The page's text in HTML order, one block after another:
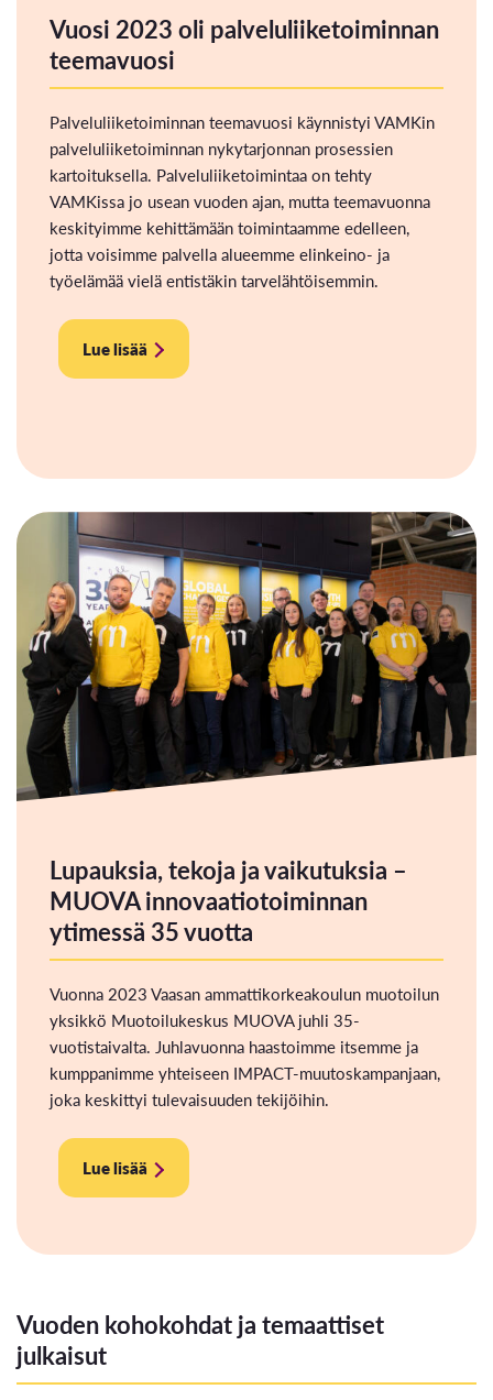
Vuosi 2023 oli palveluliiketoiminnan
teemavuosi
Palveluliiketoiminnan teemavuosi käynnistyi VAMKin
palveluliiketoiminnan nykytarjonnan prosessien
kartoituksella. Palveluliiketoimintaa on tehty
VAMKissa jo usean vuoden ajan, mutta teemavuonna
keskityimme kehittämään toimintaamme edelleen,
jotta voisimme palvella alueemme elinkeino- ja
työelämää vielä entistäkin tarvelähtöisemmin.
Lue lisää
Lupauksia, tekoja ja vaikutuksia –
MUOVA innovaatiotoiminnan
ytimessä 35 vuotta
Vuonna 2023 Vaasan ammattikorkeakoulun muotoilun
yksikkö Muotoilukeskus MUOVA juhli 35-
vuotistaivalta. Juhlavuonna haastoimme itsemme ja
kumppanimme yhteiseen IMPACT-muutoskampanjaan,
joka keskittyi tulevaisuuden tekijöihin.
Lue lisää
Vuoden kohokohdat ja temaattiset
julkaisut